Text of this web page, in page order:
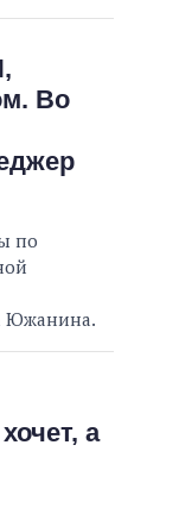
Во
по
Южанина.
а